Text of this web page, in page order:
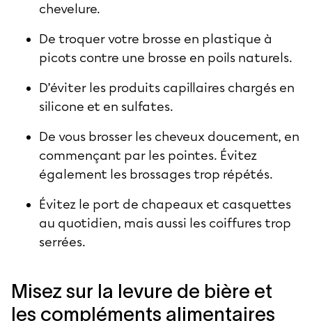
chevelure.
De troquer votre brosse en plastique à
picots contre une brosse en poils naturels.
D’éviter les produits capillaires chargés en
silicone et en sulfates.
De vous brosser les cheveux doucement, en
commençant par les pointes. Évitez
également les brossages trop répétés.
Évitez le port de chapeaux et casquettes
au quotidien, mais aussi les coiffures trop
serrées.
Misez sur la levure de bière et
les compléments alimentaires